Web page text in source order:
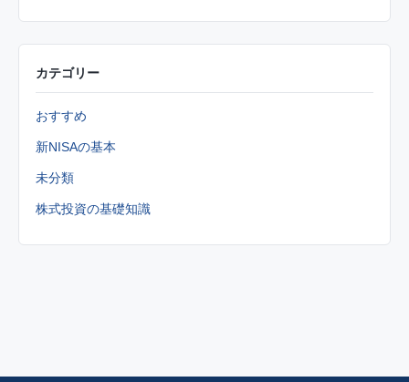
カテゴリー
おすすめ
新NISAの基本
未分類
株式投資の基礎知識